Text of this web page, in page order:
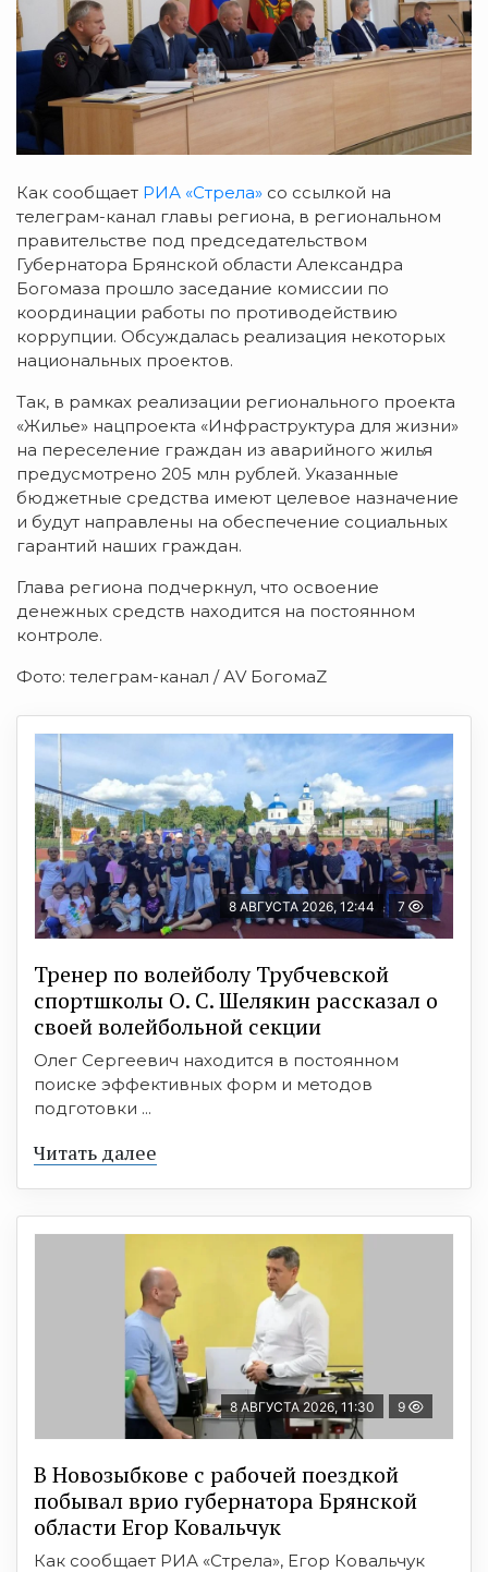
Как сообщает РИА «Стрела» со ссылкой на
телеграм-канал главы региона, в региональном
правительстве под председательством
Губернатора Брянской области Александра
Богомаза прошло заседание комиссии по
координации работы по противодействию
коррупции. Обсуждалась реализация некоторых
национальных проектов.
Так, в рамках реализации регионального проекта
«Жилье» нацпроекта «Инфраструктура для жизни»
на переселение граждан из аварийного жилья
предусмотрено 205 млн рублей. Указанные
бюджетные средства имеют целевое назначение
и будут направлены на обеспечение социальных
гарантий наших граждан.
Глава региона подчеркнул, что освоение
денежных средств находится на постоянном
контроле.
Фото: телеграм-канал / АV БогомаZ
8 АВГУСТА 2026, 12:44 7
Тренер по волейболу Трубчевской
спортшколы О. С. Шелякин рассказал о
своей волейбольной секции
Олег Сергеевич находится в постоянном
поиске эффективных форм и методов
подготовки ...
Читать далее
8 АВГУСТА 2026, 11:30 9
В Новозыбкове с рабочей поездкой
побывал врио губернатора Брянской
области Егор Ковальчук
Как сообщает РИА «Стрела», Егор Ковальчук